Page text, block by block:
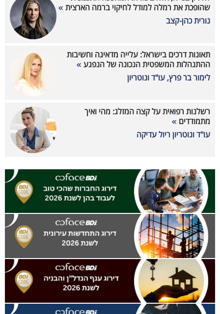
שהופכת את רמלה למודל לחיקוי ברמה הארצית
נורית כהן-קצב
תאונות דרכים בישראל: עלייה מדאיגה וחשיבות
ההתנהלות המשפטית הנכונה של הנפגע
לימור בר פרץ, עו"ד ונוטריון
רשלנות רפואית על קצה המזלג: מהי ואיך
מתמודדים
עו"ד ונוטריון ריול עדיקה